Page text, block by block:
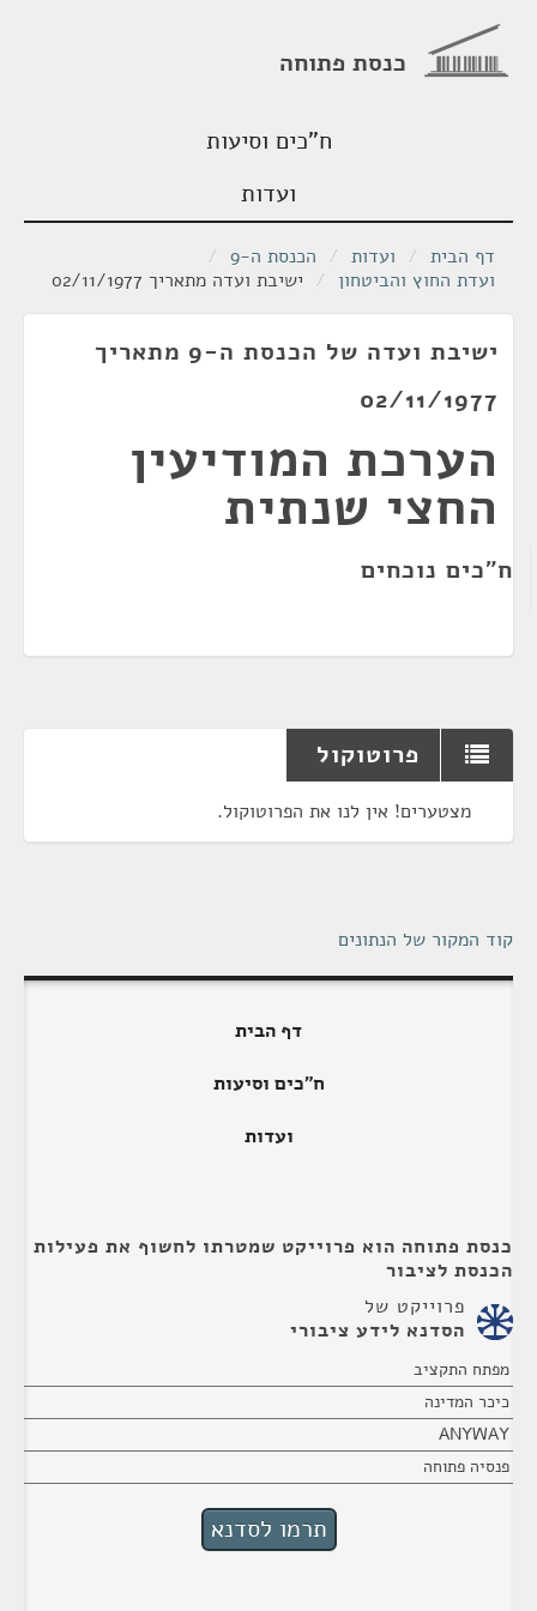
כנסת פתוחה
ח"כים וסיעות
ועדות
דף הבית / ועדות / הכנסת ה-9
/
ועדת החוץ והביטחון / ישיבת ועדה מתאריך 02/11/1977
ישיבת ועדה של הכנסת ה-9 מתאריך
02/11/1977
הערכת המודיעין
החצי שנתית
ח"כים נוכחים
פרוטוקול
מצטערים! אין לנו את הפרוטוקול.
קוד המקור של הנתונים
דף הבית
ח"כים וסיעות
ועדות
כנסת פתוחה הוא פרוייקט שמטרתו לחשוף את פעילות
הכנסת לציבור
פרוייקט של
הסדנא לידע ציבורי
מפתח התקציב
כיכר המדינה
ANYWAY
פנסיה פתוחה